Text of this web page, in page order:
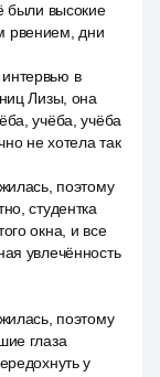
были высокие
рвением, дни
в
Лизы, она
учёба, учёба
не хотела так
поэтому
студентка
окна, и все
увлечённость
поэтому
глаза
у